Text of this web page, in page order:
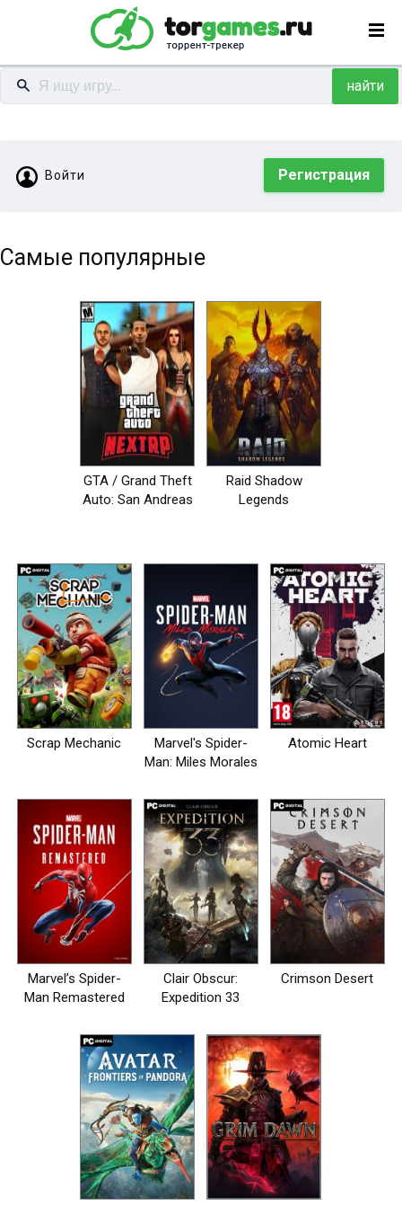
найти
Войти Регистрация
Самые популярные
GTA / Grand Theft
Auto: San Andreas
Raid Shadow
Legends
Scrap Mechanic
Marvel's Spider-
Man: Miles Morales
Atomic Heart
Marvel’s Spider-
Man Remastered
Clair Obscur:
Expedition 33
Crimson Desert